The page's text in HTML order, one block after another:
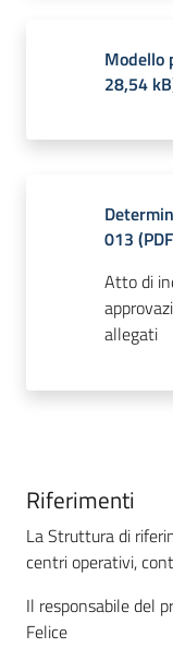
Modello
28,54 kB
013 (PDF
Atto di
allegati
Riferimenti
La Struttura di
centri operativi,
Il responsabile del
Felice